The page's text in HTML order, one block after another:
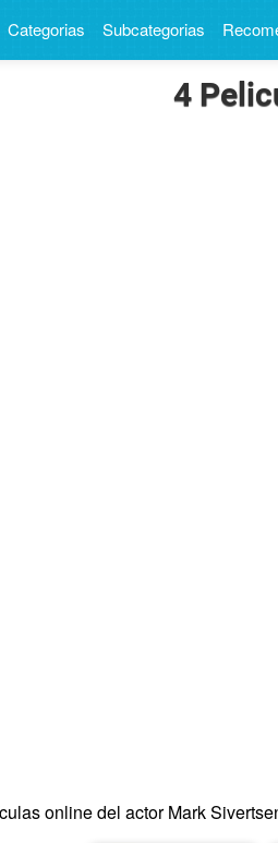
Categorias Subcategorias
4
online del actor Mark